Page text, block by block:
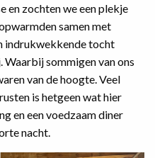
en zochten we een plekje
samen met
indrukwekkende tocht
Waarbij sommigen van ons
van de hoogte. Veel
is hetgeen wat hier
en een voedzaam diner
nacht.